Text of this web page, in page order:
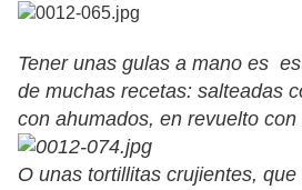
Tener unas gulas a mano es
de muchas recetas: salteadas
con ahumados, en revuelto
O unas tortillitas crujientes,